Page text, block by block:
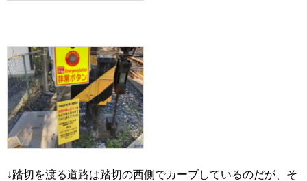
↓踏切を渡る道路は踏切の西側でカーブしているのだが、そ